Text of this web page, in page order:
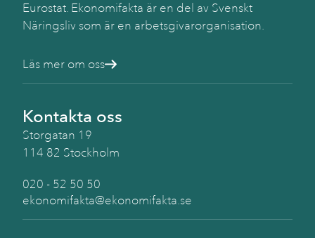
Eurostat. Ekonomifakta är en del av Svenskt
Näringsliv som är en arbetsgivarorganisation.
Läs mer om oss
Kontakta oss
Storgatan 19
114 82 Stockholm
020 - 52 50 50
ekonomifakta@ekonomifakta.se